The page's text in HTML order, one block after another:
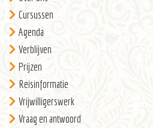
Cursussen
Agenda
Verblijven
Prijzen
Reisinformatie
Vrijwilligerswerk
Vraag en antwoord